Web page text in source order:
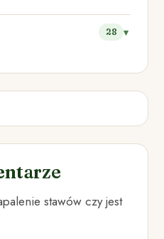
28
stawów czy jest